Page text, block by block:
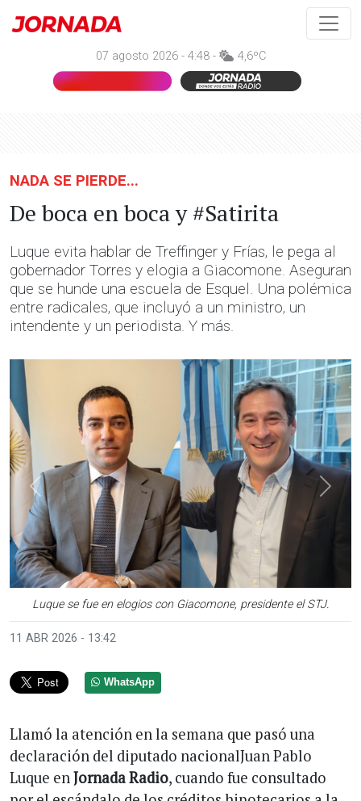
07 agosto 2026 - 4:48 - 4,6ºC
NADA SE PIERDE...
De boca en boca y #Satirita
Luque evita hablar de Treffinger y Frías, le pega al
gobernador Torres y elogia a Giacomone. Aseguran
que se hunde una escuela de Esquel. Una polémica
entre radicales, que incluyó a un ministro, un
intendente y un periodista. Y más.
Luque se fue en elogios con Giacomone, presidente el STJ.
Anterior
11 ABR 2026 - 13:42
WhatsApp
Llamó la atención en la semana que pasó una
declaración del diputado nacionalJuan Pablo
Luque enJornada Radio, cuando fue consultado